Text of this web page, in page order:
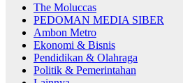
The Moluccas
PEDOMAN MEDIA SIBER
Ambon Metro
Ekonomi & Bisnis
Pendidikan & Olahraga
Politik & Pemerintahan